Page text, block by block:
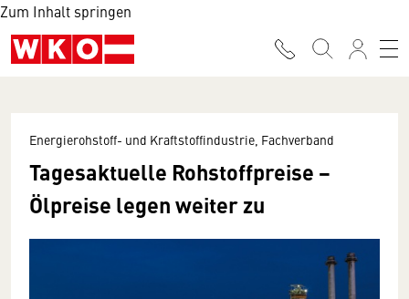
Zum Inhalt springen
Energierohstoff- und Kraftstoffindustrie, Fachverband
Tagesaktuelle Rohstoffpreise −
Ölpreise legen weiter zu